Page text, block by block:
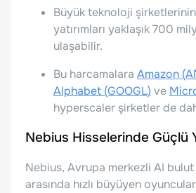
Büyük teknoloji
yatırımları yaklaşık 700
ulaşabilir.
Bu harcamalara Amazon
Alphabet (GOOGL) ve
hyperscaler şirketler de
Nebius Hisselerinde Güçlü
Nebius, Avrupa merkezli AI bulut
arasında hızlı büyüyen